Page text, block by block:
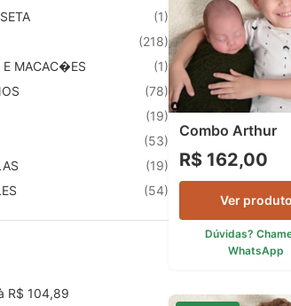
(1)
(218)
E MACAC�ES
(1)
(78)
(19)
(53)
(19)
(54)
R$ 104,89
Combo Arthur
R$ 162,00
Ver produto
Dúvidas?
WhatsApp